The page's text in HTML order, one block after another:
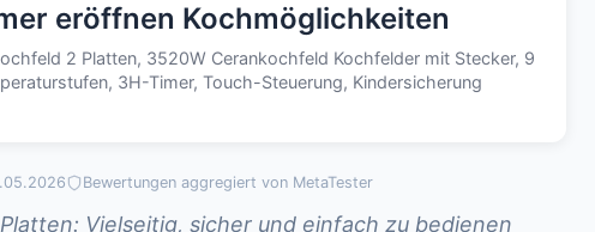
eröffnen Kochmöglichkeiten
2 Platten, 3520W Cerankochfeld Kochfelder mit Stecker, 9
3H-Timer, Touch-Steuerung, Kindersicherung
Bewertungen aggregiert von MetaTester
Vielseitig, sicher und einfach zu bedienen